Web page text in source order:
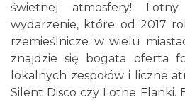
Silesia Memoriał Kamili
Chorzów
18.28 km
świetnej atmosfery!
wydarzenie, które od 2017
rzemieślnicze w wielu
znajdzie się bogata oferta
lokalnych zespołów i liczne
Silent Disco czy Lotne Flanki.